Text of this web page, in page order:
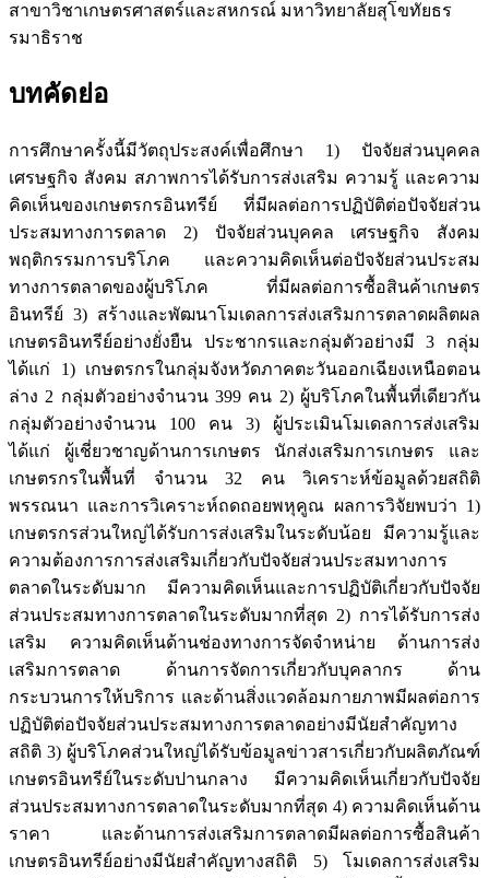
สาขาวิชาเกษตรศาสตร์และสหกรณ์ มหาวิทยาลัยสุโขทัยธร
รมาธิราช
บทคัดย่อ
การศึกษาครั้งนี้มีวัตถุประสงค์เพื่อศึกษา 1) ปัจจัยส่วนบุคคล
เศรษฐกิจ สังคม สภาพการได้รับการส่งเสริม ความรู้ และความ
คิดเห็นของเกษตรกรอินทรีย์ ที่มีผลต่อการปฏิบัติต่อปัจจัยส่วน
ประสมทางการตลาด 2) ปัจจัยส่วนบุคคล เศรษฐกิจ สังคม
พฤติกรรมการบริโภค และความคิดเห็นต่อปัจจัยส่วนประสม
ทางการตลาดของผู้บริโภค ที่มีผลต่อการซื้อสินค้าเกษตร
อินทรีย์ 3) สร้างและพัฒนาโมเดลการส่งเสริมการตลาดผลิตผล
เกษตรอินทรีย์อย่างยั่งยืน ประชากรและกลุ่มตัวอย่างมี 3 กลุ่ม
ได้แก่ 1) เกษตรกรในกลุ่มจังหวัดภาคตะวันออกเฉียงเหนือตอน
ล่าง 2 กลุ่มตัวอย่างจำนวน 399 คน 2) ผู้บริโภคในพื้นที่เดียวกัน
กลุ่มตัวอย่างจำนวน 100 คน 3) ผู้ประเมินโมเดลการส่งเสริม
ได้แก่ ผู้เชี่ยวชาญด้านการเกษตร นักส่งเสริมการเกษตร และ
เกษตรกรในพื้นที่ จำนวน 32 คน วิเคราะห์ข้อมูลด้วยสถิติ
พรรณนา และการวิเคราะห์ถดถอยพหุคูณ ผลการวิจัยพบว่า 1)
เกษตรกรส่วนใหญ่ได้รับการส่งเสริมในระดับน้อย มีความรู้และ
ความต้องการการส่งเสริมเกี่ยวกับปัจจัยส่วนประสมทางการ
ตลาดในระดับมาก มีความคิดเห็นและการปฏิบัติเกี่ยวกับปัจจัย
ส่วนประสมทางการตลาดในระดับมากที่สุด 2) การได้รับการส่ง
เสริม ความคิดเห็นด้านช่องทางการจัดจำหน่าย ด้านการส่ง
เสริมการตลาด ด้านการจัดการเกี่ยวกับบุคลากร ด้าน
กระบวนการให้บริการ และด้านสิ่งแวดล้อมกายภาพมีผลต่อการ
ปฏิบัติต่อปัจจัยส่วนประสมทางการตลาดอย่างมีนัยสำคัญทาง
สถิติ 3) ผู้บริโภคส่วนใหญ่ได้รับข้อมูลข่าวสารเกี่ยวกับผลิตภัณฑ์
เกษตรอินทรีย์ในระดับปานกลาง มีความคิดเห็นเกี่ยวกับปัจจัย
ส่วนประสมทางการตลาดในระดับมากที่สุด 4) ความคิดเห็นด้าน
ราคา และด้านการส่งเสริมการตลาดมีผลต่อการซื้อสินค้า
เกษตรอินทรีย์อย่างมีนัยสำคัญทางสถิติ 5) โมเดลการส่งเสริม